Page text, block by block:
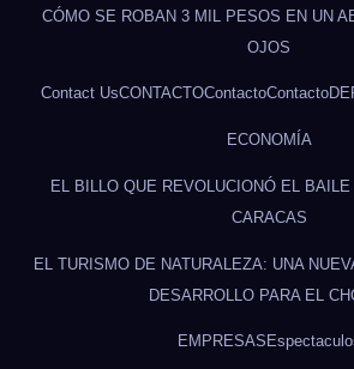
CÓMO SE ROBAN 3 MIL PESOS EN UN
OJOS
Contact UsCONTACTOContactoContacto
ECONOMÍA
EL BILLO QUE REVOLUCIONÓ EL
CARACAS
EL TURISMO DE NATURALEZA: UNA
DESARROLLO PARA EL
EMPRESAS